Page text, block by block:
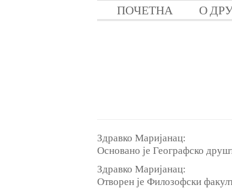
ПОЧЕТНА О
Здравко Маријанац:
Основано je Географско
Здравко Маријанац:
Отворен je Филозофски